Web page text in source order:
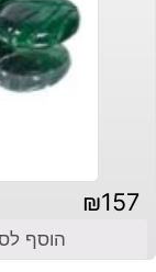
₪157
הוסף